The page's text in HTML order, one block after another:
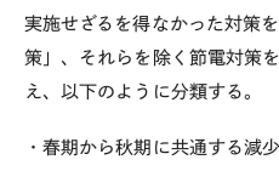
実施せざるを得なかった対策
策」、それらを除く節電対策
え、以下のように分類する。
・春期から秋期に共通する減